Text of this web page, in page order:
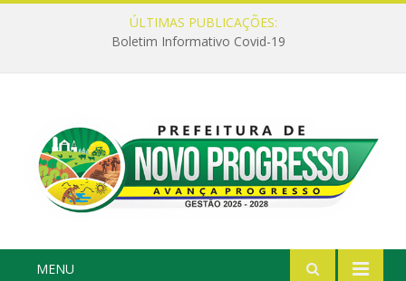
ÚLTIMAS PUBLICAÇÕES:
Boletim Informativo Covid-19
MENU